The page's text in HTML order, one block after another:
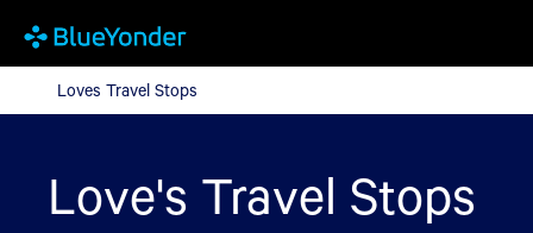
Loves Travel Stops
Loves Travel Stops
Love's Travel Stops